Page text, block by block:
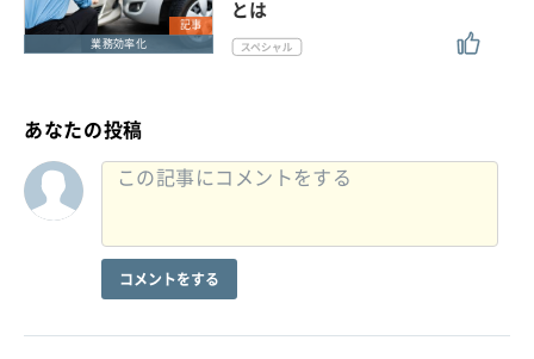
記事
業務効率化
とは
あなたの投稿
コメントをする